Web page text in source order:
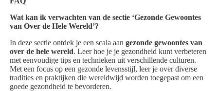
Wat kan ik verwachten van de sectie ‘Gezonde Gewoontes
van Over de Hele Wereld’?
In deze sectie ontdek je een scala aan gezonde gewoontes van
over de hele wereld. Leer hoe je je gezondheid kunt verbeteren
met eenvoudige tips en technieken uit verschillende culturen.
Met een focus op een gezonde levensstijl, leer je over diverse
tradities en praktijken die wereldwijd worden toegepast om een
goede gezondheid te bevorderen.